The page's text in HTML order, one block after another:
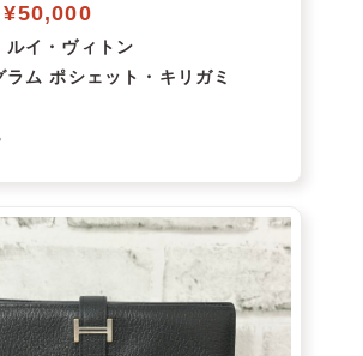
¥50,000
ルイ・ヴィトン
ラム ポシェット・キリガミ